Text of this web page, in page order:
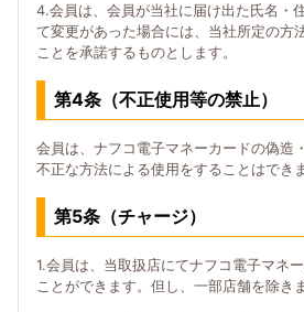
4.会員は、会員が当社に届け出た氏名・
て変更があった場合には、当社所定の方
ことを承諾するものとします。
第4条（不正使用等の禁止）
会員は、ナフコ電子マネーカードの偽造
不正な方法による使用をすることはでき
第5条（チャージ）
1.会員は、当取扱店にてナフコ電子マネ
ことができます。但し、一部店舗を除き